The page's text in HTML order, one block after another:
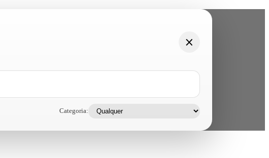
Categoria: